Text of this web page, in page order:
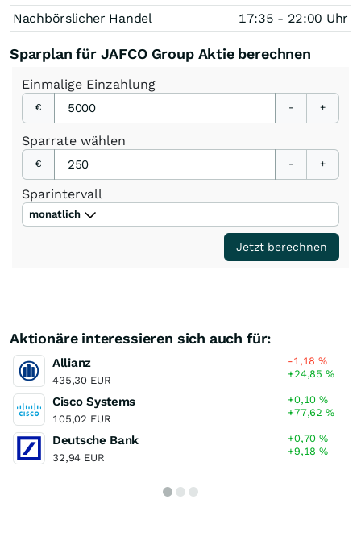
Nachbörslicher Handel
17:35 - 22:00 Uhr
Sparplan für JAFCO Group Aktie berechnen
Einmalige Einzahlung
€ - +
Sparrate wählen
€ - +
Sparintervall
monatlich
Jetzt berechnen
Aktionäre interessieren sich auch für:
Allianz
435,30 EUR
-1,18%
+24,85%
Cisco Systems
105,02 EUR
+0,10%
+77,62%
Deutsche Bank
32,94 EUR
+0,70%
+9,18%